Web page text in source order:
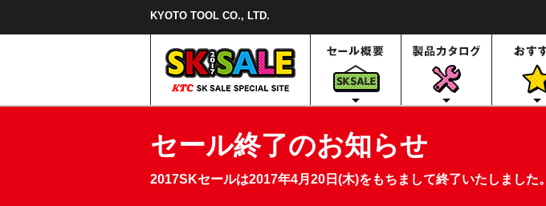
ま
プ
KYOTO TOOL CO., LTD.
セール終了のお知らせ
2017SKセールは2017年4月20日(木)をもちまして終了いたしました。